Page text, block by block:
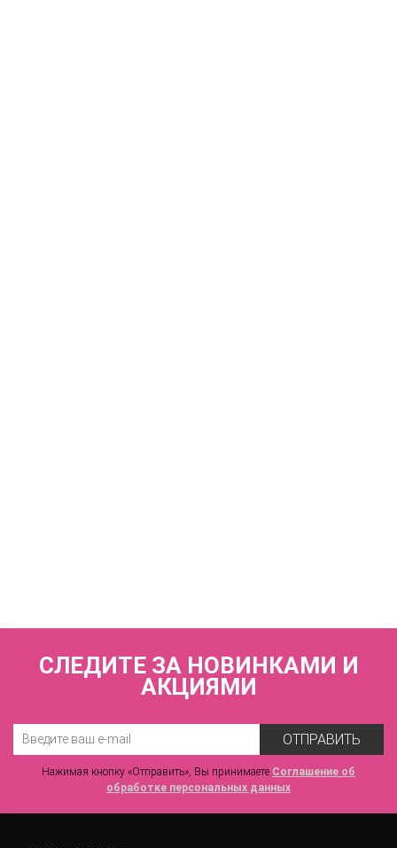
СЛЕДИТЕ ЗА НОВИНКАМИ И
АКЦИЯМИ
ОТПРАВИТЬ
Нажимая кнопку «Отправить», Вы принимаете Соглашение об
обработке персональных данных